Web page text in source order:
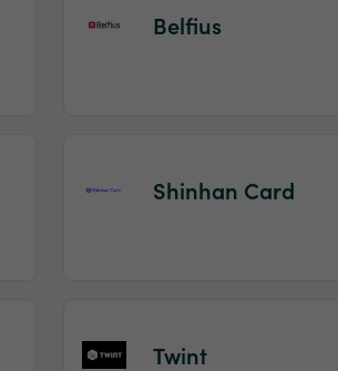
Belfius
Shinhan Card
Twint